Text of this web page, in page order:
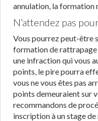
annulation, la formation
N’attendez pas
Vous pourrez peut-être
formation de rattrapage
une infraction qui vous
points, le pire pourra
vous ne vous êtes pas
points demeuraient sur
recommandons de
inscription à un stage